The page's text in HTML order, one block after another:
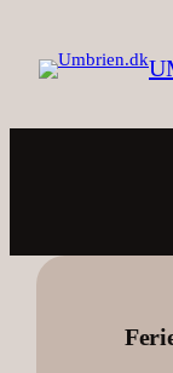
indhold